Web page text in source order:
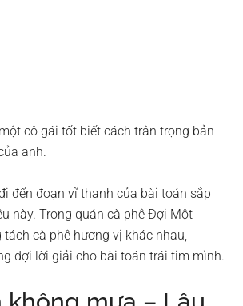
cô gái tốt biết cách trân trọng bản
anh.
đến đoạn vĩ thanh của bài toán sắp
này. Trong quán cà phê Đợi Một
tách cà phê hương vị khác nhau,
đợi lời giải cho bài toán trái tim mình.